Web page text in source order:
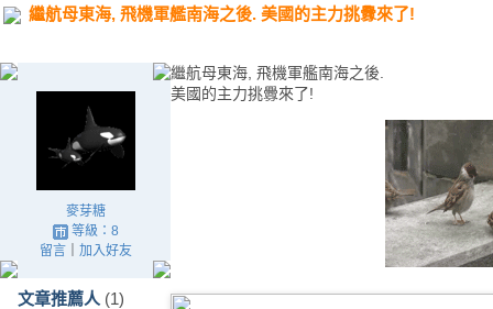
繼航母東海, 飛機軍艦南海之後. 美國的主力挑釁來了!
麥芽糖
等級：8
留言｜ 加入好友
文章推薦人 (1)
繼航母東海, 飛機軍艦南海之後.
美國的主力挑釁來了!